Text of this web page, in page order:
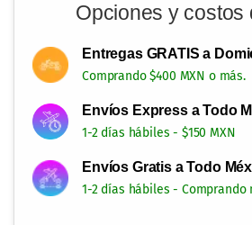
Opciones y costos
Entregas GRATIS a
Comprando $400 MXN o más.
Envíos Express a Todo
1-2 días hábiles - $150 MXN
Envíos Gratis a Todo
1-2 días hábiles - Comprando